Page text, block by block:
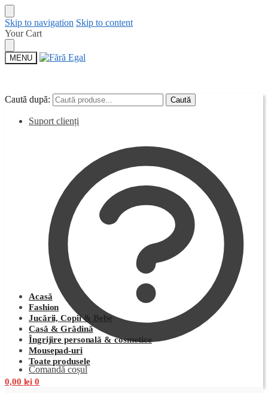
Skip to navigation Skip to content
Your Cart
MENU
Caută după: Caută
Suport clienți
Comandă coșul
Caută după: Caută
Acasă
Fashion
Jucării, Copii & Bebe
Casă & Grădină
Îngrijire personală & cosmetice
Mousepad-uri
Toate produsele
0,00 lei 0